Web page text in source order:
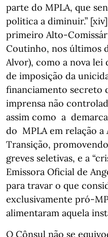
parte do MPLA, que
politica a diminuir.”
primeiro Alto-
Coutinho, nos últimos
Alvor), como a nova
de imposição da
financiamento secreto
imprensa não
assim como a
do MPLA em relação a
Transição,
greves seletivas, e a
Emissora Oficial de
para travar o que
exclusivamente pró-
alimentaram aquela
O Cônsul não se